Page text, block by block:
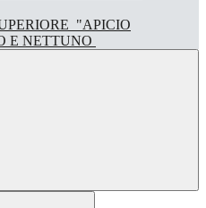
"APICIO
E NETTUNO